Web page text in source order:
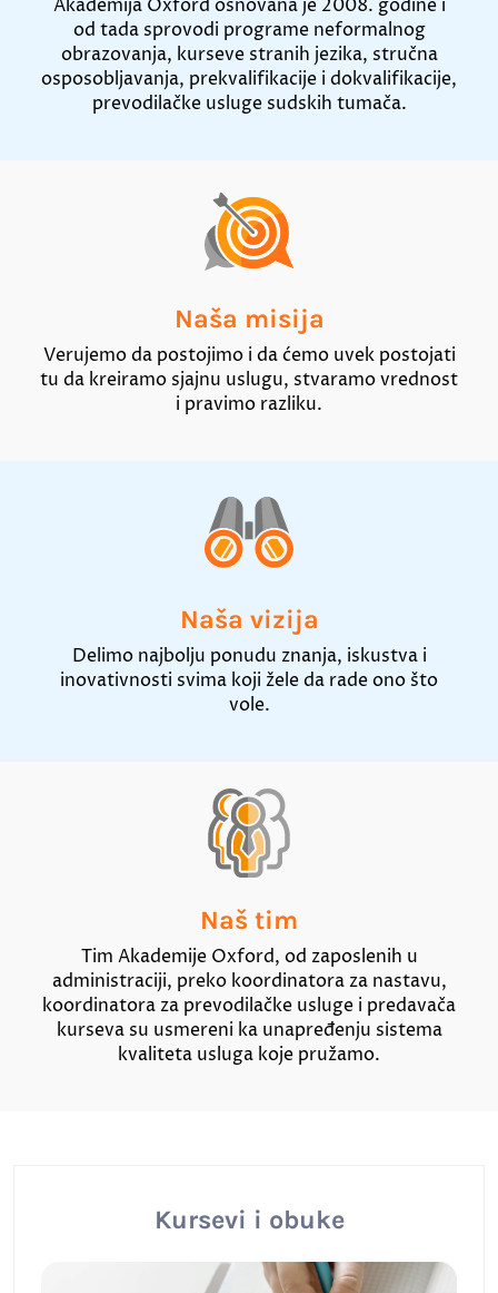
Akademija Oxford osnovana je 2008. godine i
od tada sprovodi programe neformalnog
obrazovanja, kurseve stranih jezika, stručna
osposobljavanja, prekvalifikacije i dokvalifikacije,
prevodilačke usluge sudskih tumača.
Naša misija
Verujemo da postojimo i da ćemo uvek postojati
tu da kreiramo sjajnu uslugu, stvaramo vrednost
i pravimo razliku.
Naša vizija
Delimo najbolju ponudu znanja, iskustva i
inovativnosti svima koji žele da rade ono što
vole.
Naš tim
Tim Akademije Oxford, od zaposlenih u
administraciji, preko koordinatora za nastavu,
koordinatora za prevodilačke usluge i predavača
kurseva su usmereni ka unapređenju sistema
kvaliteta usluga koje pružamo.
Kursevi i obuke